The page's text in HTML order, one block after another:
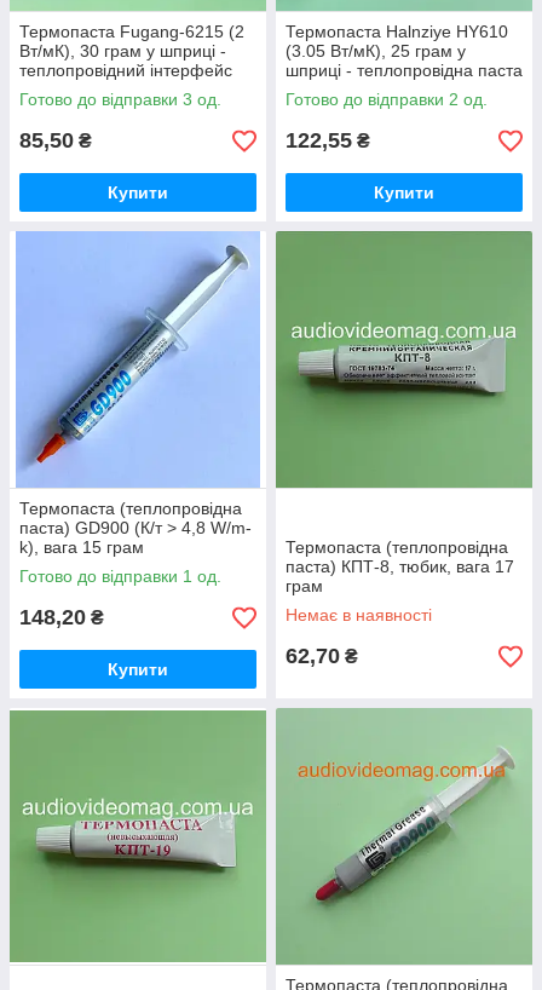
Термопаста Fugang-6215 (2
Вт/мК), 30 грам у шприці -
теплопровідний інтерфейс
для систем охолодження
Готово до відправки 3 од.
85,50 ₴
Купити
Термопаста Halnziye HY610
(3.05 Вт/мК), 25 грам у
шприці - теплопровідна паста
для процесора та відеокарти
Готово до відправки 2 од.
122,55 ₴
Купити
Термопаста (теплопровідна
паста) GD900 (К/т > 4,8 W/m-
k), вага 15 грам
Готово до відправки 1 од.
148,20 ₴
Купити
Термопаста (теплопровідна
паста) КПТ-8, тюбик, вага 17
грам
Немає в наявності
62,70 ₴
Термопаста (теплопровідна